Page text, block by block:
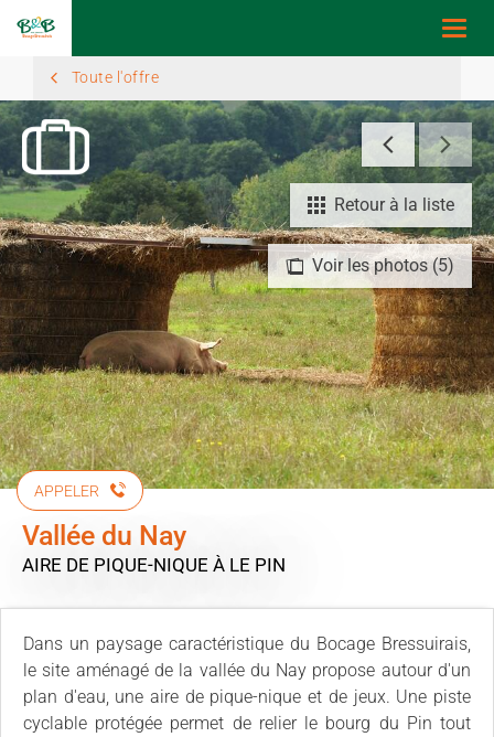
Toute l'offre
Voir les photos (5)
Retour à la liste
APPELER
Vallée du Nay
AIRE DE PIQUE-NIQUE À LE PIN
Dans un paysage caractéristique du Bocage Bressuirais,
le site aménagé de la vallée du Nay propose autour d'un
plan d'eau, une aire de pique-nique et de jeux. Une piste
cyclable protégée permet de relier le bourg du Pin tout